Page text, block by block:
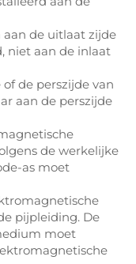
de uitlaat zijde
niet aan de inlaat
de perszijde van
aan de perszijde
de werkelijke
as moet
pijpleiding. De
moet